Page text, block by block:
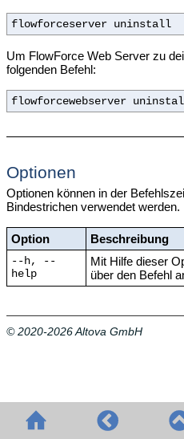
flowforceserver uninstall
Um FlowForce Web Server zu
folgenden Befehl:
flowforcewebserver
Optionen
Optionen können in der
Bindestrichen verwendet werden.
Option Beschreibung
--h, --
help
Mit Hilfe dieser
über den Befehl
© 2020-2026 Altova GmbH